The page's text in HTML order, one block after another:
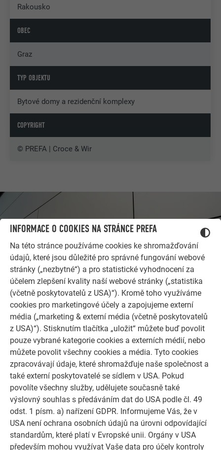
INFORMACE O COOKIES NA STRÁNCE PREFA
Na této stránce používáme cookies ke shromažďování
údajů, které jsou důležité pro správné fungování webové
stránky („nezbytné“) a pro statistické vyhodnocení za
účelem zlepšení kvality naší webové stránky („statistika
(včetně poskytovatelů z USA)“). Kromě toho využíváme
cookies pro marketingové účely a zapojujeme externí
média („marketing & externí média (včetně poskytovatelů
z USA)“). Stisknutím tlačítka „uložit“ můžete buď povolit
pouze vybrané kategorie cookies a externích médií, nebo
můžete povolit všechny cookies a média. Tyto cookies
zpracovávají údaje, které shromažďuje naše společnost a
také externí poskytovatelé se sídlem v USA. Pokud
povolíte všechny služby, udělujete současně také
výslovný souhlas s předáváním dat do USA podle čl. 49
odst. 1 písm. a) nařízení GDPR. Informujeme Vás, že v
USA není ochrana osobních údajů na úrovni odpovídající
standardům, které platí v Evropské unii. Orgány v USA
především mohou využívat Vaše data pro účely kontroly
Rakousko
OBEC
Graz
TYP OBJEKTU
Bytové domy a rezidenční komplexy
COPYRIGHT
© PREFA | Croce & Wir
NECHTE SE INSPIROVAT
DALŠÍ OBJEKTY
Referenční galerie PREFA ukazuje, jak všestranné může
být využití hliníku. Objevte další působivé projekty s
odolnými hliníkovými řešeními PREFA pro střechy,
solární systémy a fasády.
PROHLÉDNĚTE SI VÍCE REFERENCÍ